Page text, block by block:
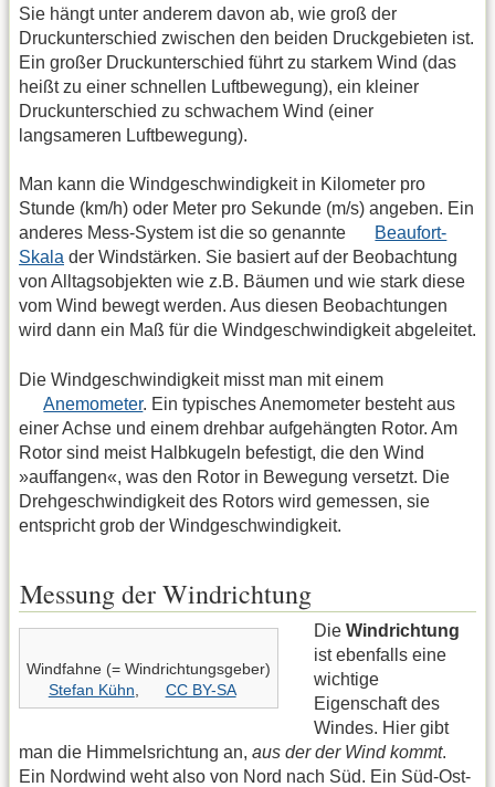
Sie hängt unter anderem davon ab, wie groß der
Druckunterschied zwischen den beiden Druckgebieten ist.
Ein großer Druckunterschied führt zu starkem Wind (das
heißt zu einer schnellen Luftbewegung), ein kleiner
Druckunterschied zu schwachem Wind (einer
langsameren Luftbewegung).
Man kann die Windgeschwindigkeit in Kilometer pro
Stunde (km/h) oder Meter pro Sekunde (m/s) angeben. Ein
anderes Mess-System ist die so genannte
Beaufort-
Skala der Windstärken. Sie basiert auf der Beobachtung
von Alltagsobjekten wie z.B. Bäumen und wie stark diese
vom Wind bewegt werden. Aus diesen Beobachtungen
wird dann ein Maß für die Windgeschwindigkeit abgeleitet.
Die Windgeschwindigkeit misst man mit einem
Anemometer. Ein typisches Anemometer besteht aus
einer Achse und einem drehbar aufgehängten Rotor. Am
Rotor sind meist Halbkugeln befestigt, die den Wind
»auffangen«, was den Rotor in Bewegung versetzt. Die
Drehgeschwindigkeit des Rotors wird gemessen, sie
entspricht grob der Windgeschwindigkeit.
Messung der Windrichtung
Windfahne (= Windrichtungsgeber)
Stefan Kühn
CC BY-SA
DieWindrichtung
ist ebenfalls eine
wichtige
Eigenschaft des
Windes. Hier gibt
man die Himmelsrichtung an, aus der der Wind kommt.
Ein Nordwind weht also von Nord nach Süd. Ein Süd-Ost-